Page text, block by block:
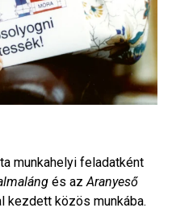
munkahelyi feladatként
és azAranyeső
kezdett közös munkába.